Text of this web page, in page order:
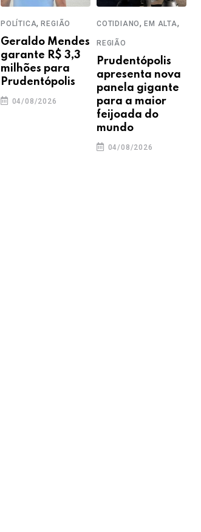
POLÍTICA,REGIÃO
Geraldo Mendes
garante R$ 3,3
milhões para
Prudentópolis
04/08/2026
COTIDIANO,EM ALTA,
REGIÃO
Prudentópolis
apresenta nova
panela gigante
para a maior
feijoada do
mundo
04/08/2026